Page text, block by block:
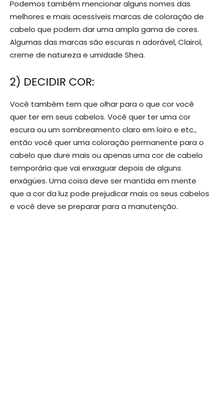
Podemos também mencionar alguns nomes das
melhores e mais acessíveis marcas de coloração de
cabelo que podem dar uma ampla gama de cores.
Algumas das marcas são escuras n adorável, Clairol,
creme de natureza e umidade Shea.
2) DECIDIR COR:
Você também tem que olhar para o que cor você
quer ter em seus cabelos. Você quer ter uma cor
escura ou um sombreamento claro em loiro e etc.,
então você quer uma coloração permanente para o
cabelo que dure mais ou apenas uma cor de cabelo
temporária que vai enxaguar depois de alguns
enxágües. Uma coisa deve ser mantida em mente
que a cor da luz pode prejudicar mais os seus cabelos
e você deve se preparar para a manutenção.